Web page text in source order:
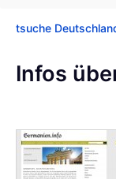
tsuche
Infos